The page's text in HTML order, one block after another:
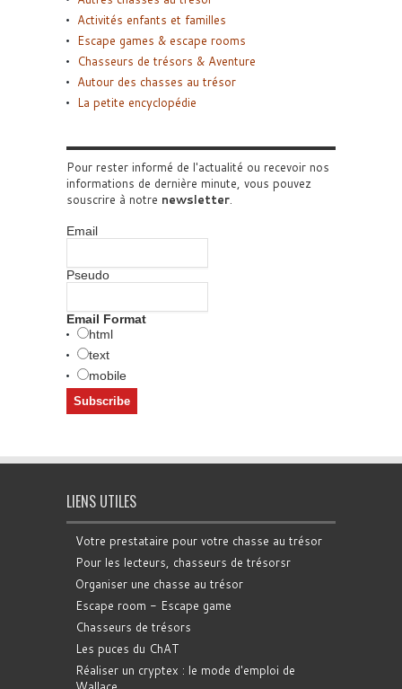
Activités enfants et familles
Escape games & escape rooms
Chasseurs de trésors & Aventure
Autour des chasses au trésor
La petite encyclopédie
Pour rester informé de l'actualité ou recevoir nos
informations de dernière minute, vous pouvez
souscrire à notre newsletter.
Email
Pseudo
Email Format
html
text
mobile
LIENS UTILES
Votre prestataire pour votre chasse au trésor
Pour les lecteurs, chasseurs de trésorsr
Organiser une chasse au trésor
Escape room - Escape game
Chasseurs de trésors
Les puces du ChAT
Réaliser un cryptex : le mode d'emploi de